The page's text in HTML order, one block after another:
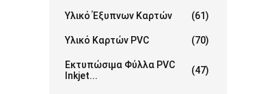
Υλικό Έξυπνων Καρτών (61)
Υλικό Καρτών PVC (70)
Εκτυπώσιμα Φύλλα PVC
Inkjet...
(47)